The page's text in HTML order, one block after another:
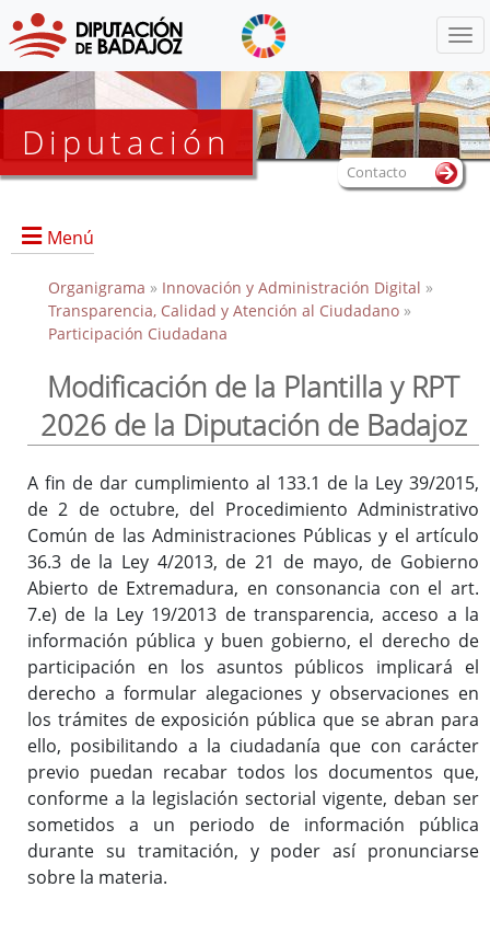
Diputación
Menú
Inicio
Organigrama » Innovación y Administración Digital »
Transparencia, Calidad y Atención al Ciudadano»
Participación Ciudadana
Modificación de la Plantilla y RPT
2026 de la Diputación de Badajoz
A fin de dar cumplimiento al 133.1 de la Ley 39/2015,
de 2 de octubre, del Procedimiento Administrativo
Común de las Administraciones Públicas y el artículo
36.3 de la Ley 4/2013, de 21 de mayo, de Gobierno
Abierto de Extremadura, en consonancia con el art.
7.e) de la Ley 19/2013 de transparencia, acceso a la
información pública y buen gobierno, el derecho de
participación en los asuntos públicos implicará el
derecho a formular alegaciones y observaciones en
los trámites de exposición pública que se abran para
ello, posibilitando a la ciudadanía que con carácter
previo puedan recabar todos los documentos que,
conforme a la legislación sectorial vigente, deban ser
sometidos a un periodo de información pública
durante su tramitación, y poder así pronunciarse
sobre la materia.
Contacto